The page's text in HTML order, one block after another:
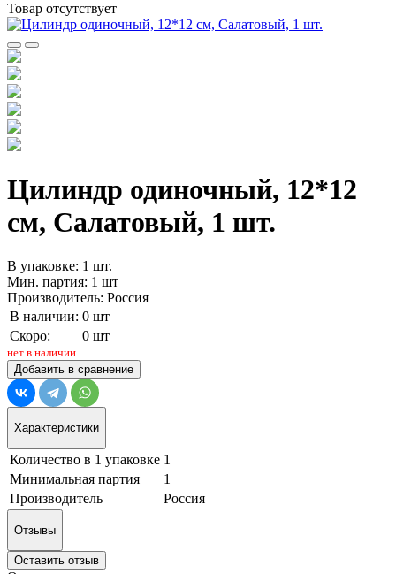
Товар отсутствует
Цилиндр одиночный, 12*12
см, Салатовый, 1 шт.
В упаковке: 1 шт.
Мин. партия: 1 шт
Производитель: Россия
В наличии: 0 шт
Скоро:
0 шт
нет в наличии
Добавить в сравнение
Характеристики
Количество в 1 упаковке 1
Минимальная партия
1
Производитель
Россия
Отзывы
Оставить отзыв